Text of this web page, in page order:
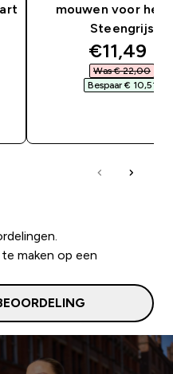
mouwen voor
Steengrijs
€11,49‎
Was € 22,00‎
Bespaar € 10,51‎
maken op een